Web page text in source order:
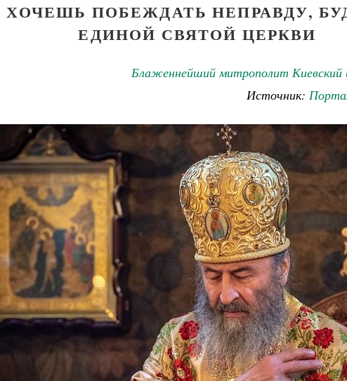
ХОЧЕШЬ ПОБЕЖДАТЬ НЕПРАВДУ,
ЕДИНОЙ СВЯТОЙ ЦЕРКВИ
Блаженнейший митрополит Киевский
Источник: